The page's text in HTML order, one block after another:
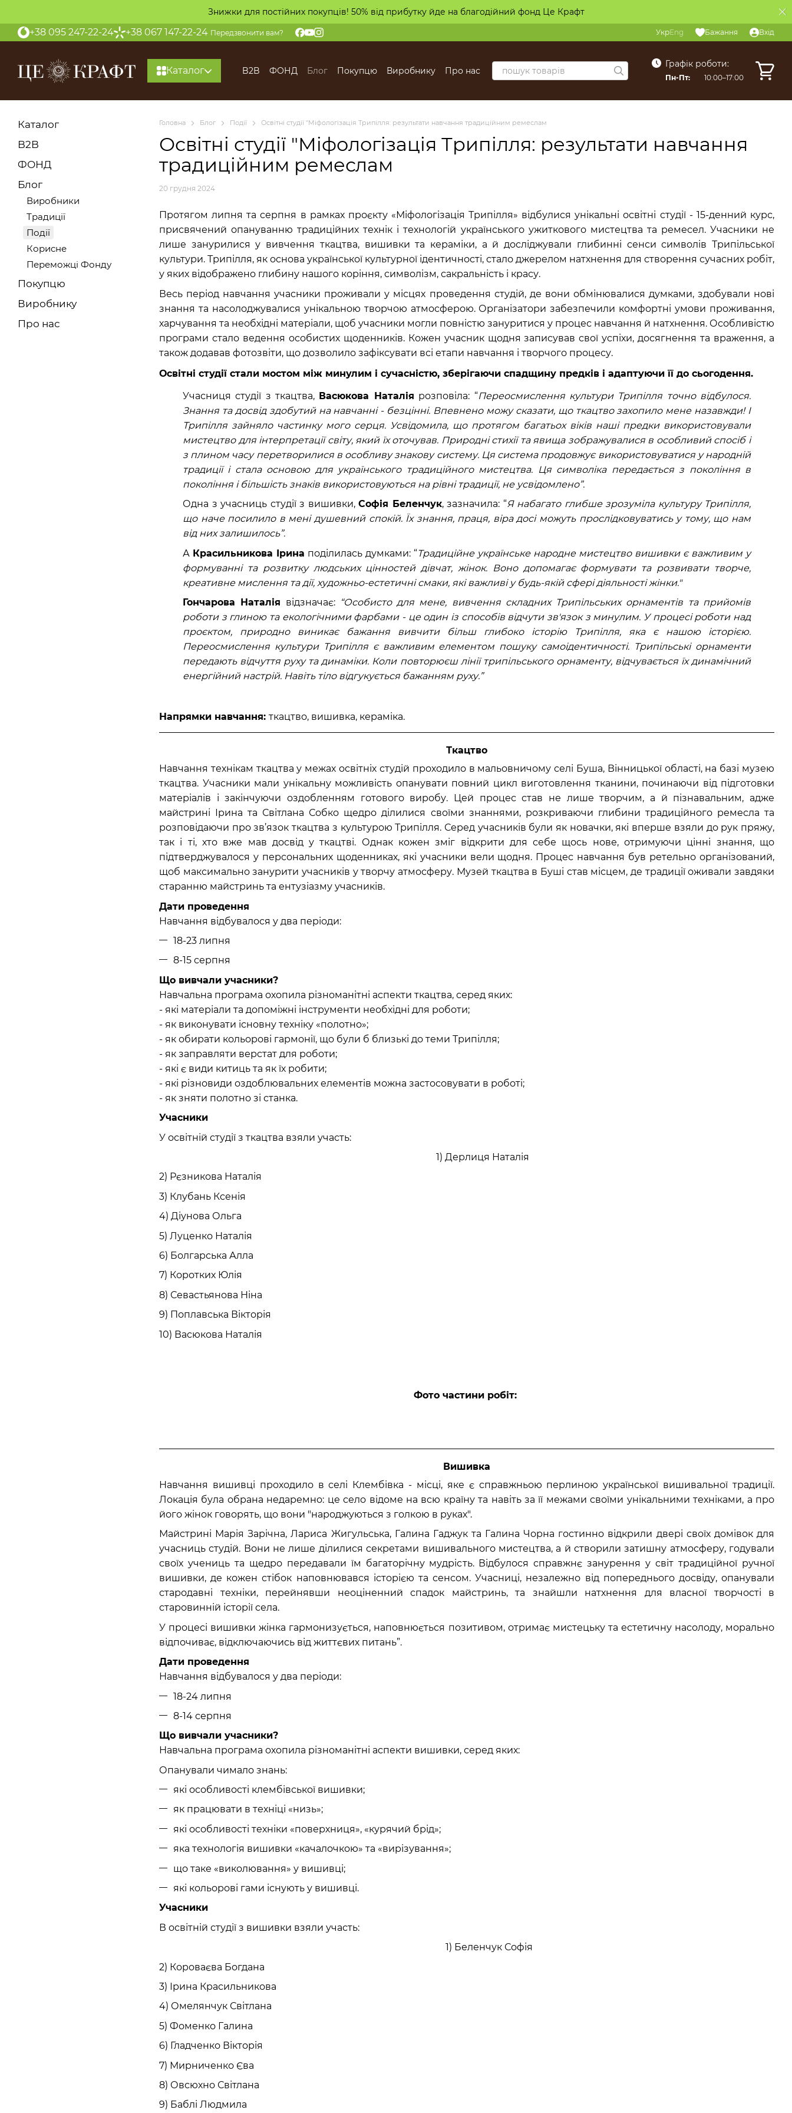
Знижки для постійних покупців! 50% від прибутку йде на благодійний фонд Це Крафт
+38 095 247-22-24 +38 067 147-22-24 Передзвонити вам? УкрEng Бажання Вхід
Каталог B2B ФОНД Блог Покупцю Виробнику Про нас
Графік роботи:
Пн-Пт: 10:00–17:00
Головна Блог Події Освітні студії "Міфологізація Трипілля: результати навчання традиційним ремеслам
Освітні студії "Міфологізація Трипілля: результати навчання
традиційним ремеслам
20 грудня 2024
Протягом липня та серпня в рамках проєкту «Міфологізація Трипілля» відбулися унікальні освітні студії - 15-денний курс,
присвячений опануванню традиційних технік і технологій українського ужиткового мистецтва та ремесел. Учасники не
лише занурилися у вивчення ткацтва, вишивки та кераміки, а й досліджували глибинні сенси символів Трипільської
культури. Трипілля, як основа української культурної ідентичності, стало джерелом натхнення для створення сучасних робіт,
у яких відображено глибину нашого коріння, символізм, сакральність і красу.
Весь період навчання учасники проживали у місцях проведення студій, де вони обмінювалися думками, здобували нові
знання та насолоджувалися унікальною творчою атмосферою. Організатори забезпечили комфортні умови проживання,
харчування та необхідні матеріали, щоб учасники могли повністю зануритися у процес навчання й натхнення. Особливістю
програми стало ведення особистих щоденників. Кожен учасник щодня записував свої успіхи, досягнення та враження, а
також додавав фотозвіти, що дозволило зафіксувати всі етапи навчання і творчого процесу.
Освітні студії стали мостом між минулим і сучасністю, зберігаючи спадщину предків і адаптуючи її до сьогодення.
Учасниця студії з ткацтва, Васюкова Наталія розповіла: “Переосмислення культури Трипілля точно відбулося.
Знання та досвід здобутий на навчанні - безцінні. Впевнено можу сказати, що ткацтво захопило мене назавжди! І
Трипілля зайняло частинку мого серця. Усвідомила, що протягом багатьох віків наші предки використовували
мистецтво для інтерпретації світу, який їх оточував. Природні стихії та явища зображувалися в особливий спосіб і
з плином часу перетворилися в особливу знакову систему. Ця система продовжує використовуватися у народній
традиції і стала основою для українського традиційного мистецтва. Ця символіка передається з покоління в
покоління і більшість знаків використовуються на рівні традиції, не усвідомлено”.
Одна з учасниць студії з вишивки, Софія Беленчук, зазначила: “Я набагато глибше зрозуміла культуру Трипілля,
що наче посилило в мені душевний спокій. Їх знання, праця, віра досі можуть прослідковуватись у тому, що нам
від них залишилось”.
А Красильникова Ірина поділилась думками: “Традиційне українське народне мистецтво вишивки є важливим у
формуванні та розвитку людських цінностей дівчат, жінок. Воно допомагає формувати та розвивати творче,
креативне мислення та дії, художньо-естетичні смаки, які важливі у будь-якій сфері діяльності жінки."
Гончарова Наталія відзначає: “Особисто для мене, вивчення складних Трипільських орнаментів та прийомів
роботи з глиною та екологічними фарбами - це один із способів відчути зв'язок з минулим. У процесі роботи над
проєктом, природно виникає бажання вивчити більш глибоко історію Трипілля, яка є нашою історією.
Переосмислення культури Трипілля є важливим елементом пошуку самоідентичності. Трипільські орнаменти
передають відчуття руху та динаміки. Коли повторюєш лінії трипільського орнаменту, відчувається їх динамічний
енергійний настрій. Навіть тіло відгукується бажанням руху.”
Напрямки навчання: ткацтво, вишивка, кераміка.
Ткацтво
Навчання технікам ткацтва у межах освітніх студій проходило в мальовничому селі Буша, Вінницької області, на базі музею
ткацтва. Учасники мали унікальну можливість опанувати повний цикл виготовлення тканини, починаючи від підготовки
матеріалів і закінчуючи оздобленням готового виробу. Цей процес став не лише творчим, а й пізнавальним, адже
майстрині Ірина та Світлана Собко щедро ділилися своїми знаннями, розкриваючи глибини традиційного ремесла та
розповідаючи про зв’язок ткацтва з культурою Трипілля. Серед учасників були як новачки, які вперше взяли до рук пряжу,
так і ті, хто вже мав досвід у ткацтві. Однак кожен зміг відкрити для себе щось нове, отримуючи цінні знання, що
підтверджувалося у персональних щоденниках, які учасники вели щодня. Процес навчання був ретельно організований,
щоб максимально занурити учасників у творчу атмосферу. Музей ткацтва в Буші став місцем, де традиції оживали завдяки
старанню майстринь та ентузіазму учасників.
Дати проведення
Навчання відбувалося у два періоди:
18-23 липня
8-15 серпня
Що вивчали учасники?
Навчальна програма охопила різноманітні аспекти ткацтва, серед яких:
- які матеріали та допоміжні інструменти необхідні для роботи;
- як виконувати існовну техніку «полотно»;
- як обирати кольорові гармонії, що були б близькі до теми Трипілля;
- як заправляти верстат для роботи;
- які є види китиць та як їх робити;
- які різновиди оздоблювальних елементів можна застосовувати в роботі;
- як зняти полотно зі станка.
Учасники
У освітній студії з ткацтва взяли участь:
1) Дерлиця Наталія
2) Рєзникова Наталія
3) Клубань Ксенія
4) Діунова Ольга
5) Луценко Наталія
6) Болгарська Алла
7) Коротких Юлія
8) Севастьянова Ніна
9) Поплавська Вікторія
10) Васюкова Наталія
Фото частини робіт:
Вишивка
Навчання вишивці проходило в селі Клембівка - місці, яке є справжньою перлиною української вишивальної традиції.
Локація була обрана недаремно: це село відоме на всю країну та навіть за її межами своїми унікальними техніками, а про
його жінок говорять, що вони "народжуються з голкою в руках".
Майстрині Марія Зарічна, Лариса Жигульська, Галина Гаджук та Галина Чорна гостинно відкрили двері своїх домівок для
учасниць студій. Вони не лише ділилися секретами вишивального мистецтва, а й створили затишну атмосферу, годували
своїх учениць та щедро передавали їм багаторічну мудрість. Відбулося справжнє занурення у світ традиційної ручної
вишивки, де кожен стібок наповнювався історією та сенсом. Учасниці, незалежно від попереднього досвіду, опанували
стародавні техніки, перейнявши неоціненний спадок майстринь, та знайшли натхнення для власної творчості в
старовинній історії села.
У процесі вишивки жінка гармонизується, наповнюється позитивом, отримає мистецьку та естетичну насолоду, морально
відпочиває, відключаючись від життєвих питань”.
Дати проведення
Навчання відбувалося у два періоди:
18-24 липня
8-14 серпня
Що вивчали учасники?
Навчальна програма охопила різноманітні аспекти вишивки, серед яких:
Опанували чимало знань:
які особливості клембівської вишивки;
як працювати в техніці «низь»;
які особливості техніки «поверхниця», «курячий брід»;
яка технологія вишивки «качалочкою» та «вирізування»;
що таке «виколювання» у вишивці;
які кольорові гами існують у вишивці.
Учасники
В освітній студії з вишивки взяли участь:
1) Беленчук Софія
2) Короваєва Богдана
3) Ірина Красильникова
4) Омелянчук Світлана
5) Фоменко Галина
6) Гладченко Вікторія
7) Мирниченко Єва
8) Овсюхно Світлана
9) Баблі Людмила
Каталог
B2B
ФОНД
Блог
Виробники
Традиції
Події
Корисне
Переможці Фонду
Покупцю
Виробнику
Про нас